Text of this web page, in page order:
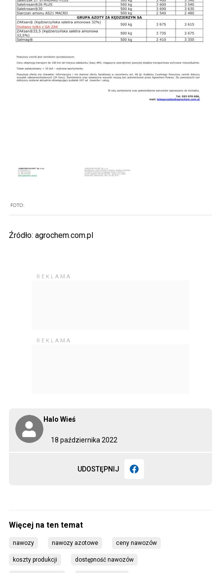
18 października 2022
Halo Wieś
UDOSTĘPNIJ
FOTO:
Źródło: agrochem.com.pl
nawozy nawozy azotowe ceny nawozów
koszty produkcji dostępność nawozów